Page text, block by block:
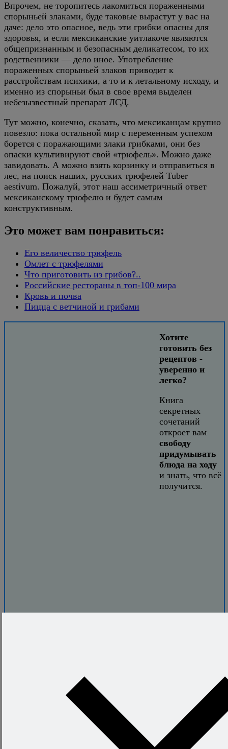
Впрочем, не торопитесь лакомиться пораженными
спорыньей злаками, буде таковые вырастут у вас на
даче: дело это опасное, ведь эти грибки опасны для
здоровья, и если мексиканские уитлакоче являются
общепризнанным и безопасным деликатесом, то их
родственники — дело иное. Употребление
пораженных спорыньей злаков приводит к
расстройствам психики, а то и к летальному исходу, и
именно из спорыньи был в свое время выделен
небезызвестный препарат ЛСД.
Тут можно, конечно, сказать, что мексиканцам крупно
повезло: пока остальной мир с переменным успехом
борется с поражающими злаки грибками, они без
опаски культивируют свой «трюфель». Можно даже
завидовать. А можно взять корзинку и отправиться в
лес, на поиск наших, русских трюфелей Tuber
aestivum. Пожалуй, этот наш ассиметричный ответ
мексиканскому трюфелю и будет самым
конструктивным.
Это может вам понравиться:
Его величество трюфель
Омлет с трюфелями
Что приготовить из грибов?..
Российские рестораны в топ-100 мира
Кровь и почва
Пицца с ветчиной и грибами
Хотите
готовить без
рецептов -
уверенно и
легко?
Книга
секретных
сочетаний
откроет вам
свободу
придумывать
блюда на ходу
и знать, что всё
получится.